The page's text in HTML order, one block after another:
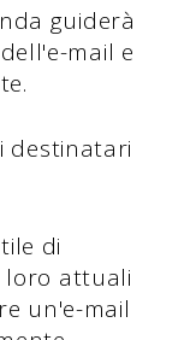
guiderà
mail e
destinatari
di
loro attuali
un'e-mail